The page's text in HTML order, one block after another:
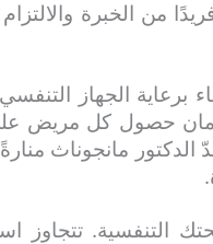
من الخبرة
برعاية الجهاز
لضمان حصول كل مريض
مانجوناث منارةً
التنفسية. تتجاوز